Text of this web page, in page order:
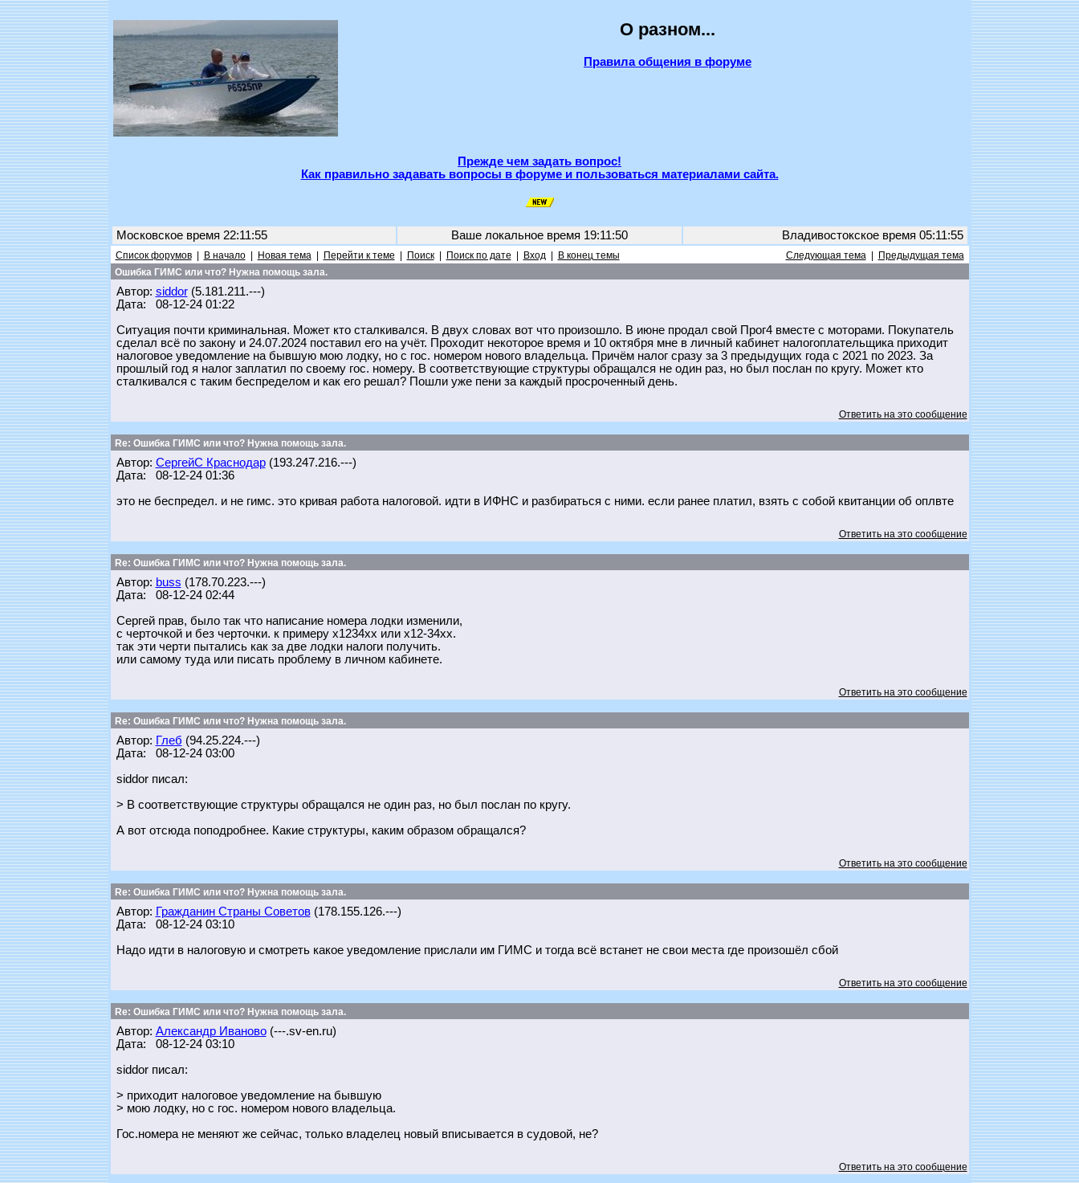
О разном...
Правила общения в форуме
Прежде чем задать вопрос!
Как правильно задавать вопросы в форуме и пользоваться материалами сайта.
Московское время 22:11:55 Ваше локальное время 19:11:50 Владивостокское время 05:11:55
Список форумов| В начало| Новая тема| Перейти к теме Поиск| Поиск по дате Вход| В конец темы Следующая тема|
Предыдущая тема
Ошибка ГИМС или что? Нужна помощь зала.
Автор: siddor(5.181.211.---)
Дата: 08-12-24 01:22
Ситуация почти криминальная. Может кто сталкивался. В двух словах вот что произошло. В июне продал свой Прог4 вместе с моторами. Покупатель
сделал всё по закону и 24.07.2024 поставил его на учёт. Проходит некоторое время и 10 октября мне в личный кабинет налогоплательщика приходит
налоговое уведомление на бывшую мою лодку, но с гос. номером нового владельца. Причём налог сразу за 3 предыдущих года с 2021 по 2023. За
прошлый год я налог заплатил по своему гос. номеру. В соответствующие структуры обращался не один раз, но был послан по кругу. Может кто
сталкивался с таким беспределом и как его решал? Пошли уже пени за каждый просроченный день.
Ответить на это сообщение
Re: Ошибка ГИМС или что? Нужна помощь зала.
Автор: СергейС Краснодар(193.247.216.---)
Дата: 08-12-24 01:36
это не беспредел. и не гимс. это кривая работа налоговой. идти в ИФНС и разбираться с ними. если ранее платил, взять с собой квитанции об оплвте
Ответить на это сообщение
Re: Ошибка ГИМС или что? Нужна помощь зала.
Автор: buss (178.70.223.---)
Дата: 08-12-24 02:44
Сергей прав, было так что написание номера лодки изменили,
с черточкой и без черточки. к примеру х1234хх или х12-34хх.
так эти черти пытались как за две лодки налоги получить.
или самому туда или писать проблему в личном кабинете.
Ответить на это сообщение
Re: Ошибка ГИМС или что? Нужна помощь зала.
Автор: Глеб (94.25.224.---)
Дата: 08-12-24 03:00
siddor писал:
> В соответствующие структуры обращался не один раз, но был послан по кругу.
А вот отсюда поподробнее. Какие структуры, каким образом обращался?
Ответить на это сообщение
Re: Ошибка ГИМС или что? Нужна помощь зала.
Автор: Гражданин Страны Советов(178.155.126.---)
Дата: 08-12-24 03:10
Надо идти в налоговую и смотреть какое уведомление прислали им ГИМС и тогда всё встанет не свои места где произошёл сбой
Ответить на это сообщение
Re: Ошибка ГИМС или что? Нужна помощь зала.
Автор: Александр Иваново(---.sv-en.ru)
Дата: 08-12-24 03:10
siddor писал:
> приходит налоговое уведомление на бывшую
> мою лодку, но с гос. номером нового владельца.
Гос.номера не меняют же сейчас, только владелец новый вписывается в судовой, не?
Ответить на это сообщение